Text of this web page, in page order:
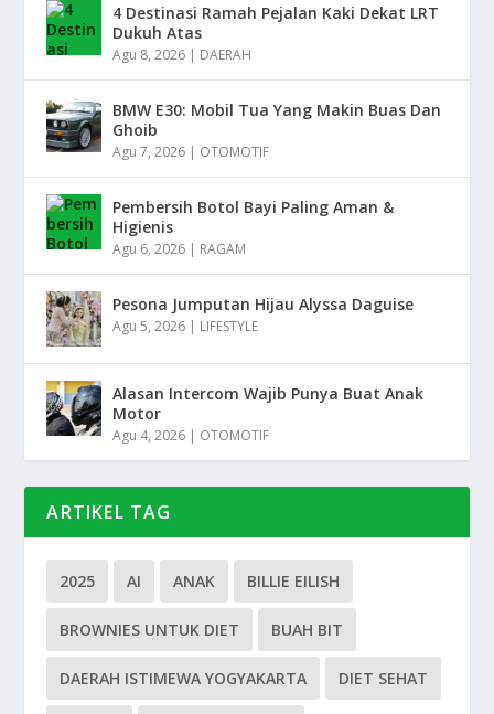
4 Destinasi Ramah Pejalan Kaki Dekat LRT
Dukuh Atas
Agu 8, 2026 | DAERAH
BMW E30: Mobil Tua Yang Makin Buas Dan
Ghoib
Agu 7, 2026 | OTOMOTIF
Pembersih Botol Bayi Paling Aman &
Higienis
Agu 6, 2026 | RAGAM
Pesona Jumputan Hijau Alyssa Daguise
Agu 5, 2026 | LIFESTYLE
Alasan Intercom Wajib Punya Buat Anak
Motor
Agu 4, 2026 | OTOMOTIF
ARTIKEL TAG
2025 AI ANAK BILLIE EILISH
BROWNIES UNTUK DIET BUAH BIT
DAERAH ISTIMEWA YOGYAKARTA DIET SEHAT